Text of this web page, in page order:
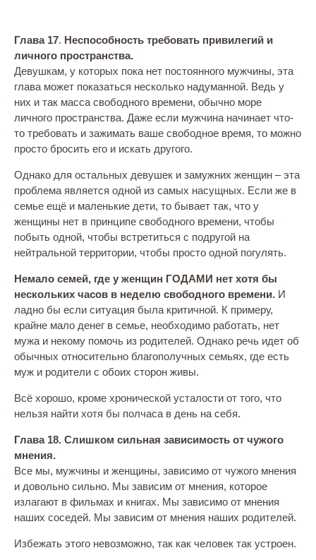
Глава 17. Неспособность требовать привилегий и
личного пространства.
Девушкам, у которых пока нет постоянного мужчины, эта
глава может показаться несколько надуманной. Ведь у
них и так масса свободного времени, обычно море
личного пространства. Даже если мужчина начинает что-
то требовать и зажимать ваше свободное время, то можно
просто бросить его и искать другого.
Однако для остальных девушек и замужних женщин – эта
проблема является одной из самых насущных. Если же в
семье ещё и маленькие дети, то бывает так, что у
женщины нет в принципе свободного времени, чтобы
побыть одной, чтобы встретиться с подругой на
нейтральной территории, чтобы просто одной погулять.
Немало семей, где у женщин ГОДАМИ нет хотя бы
нескольких часов в неделю свободного времени. И
ладно бы если ситуация была критичной. К примеру,
крайне мало денег в семье, необходимо работать, нет
мужа и некому помочь из родителей. Однако речь идет об
обычных относительно благополучных семьях, где есть
муж и родители с обоих сторон живы.
Всё хорошо, кроме хронической усталости от того, что
нельзя найти хотя бы полчаса в день на себя.
Глава 18. Слишком сильная зависимость от чужого
мнения.
Все мы, мужчины и женщины, зависимо от чужого мнения
и довольно сильно. Мы зависим от мнения, которое
излагают в фильмах и книгах. Мы зависимо от мнения
наших соседей. Мы зависим от мнения наших родителей.
Избежать этого невозможно, так как человек так устроен.